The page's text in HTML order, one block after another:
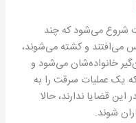
شروع می‌شود که چند
می‌‌افتند و کشته می‌شوند،
خانواده‌شان می‌شود و
یک عملیات سرقت را به
این قضایا ندارند، حالا
شوند.